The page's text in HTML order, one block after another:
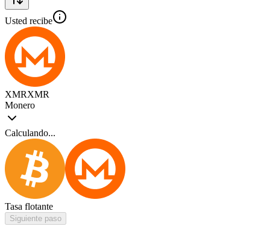
Usted recibe
XMRXMR
Monero
Calculando...
Tasa flotante
Siguiente paso